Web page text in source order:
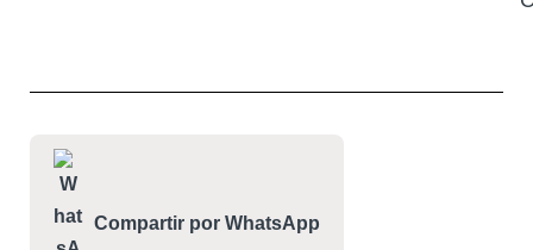
Compartir por WhatsApp